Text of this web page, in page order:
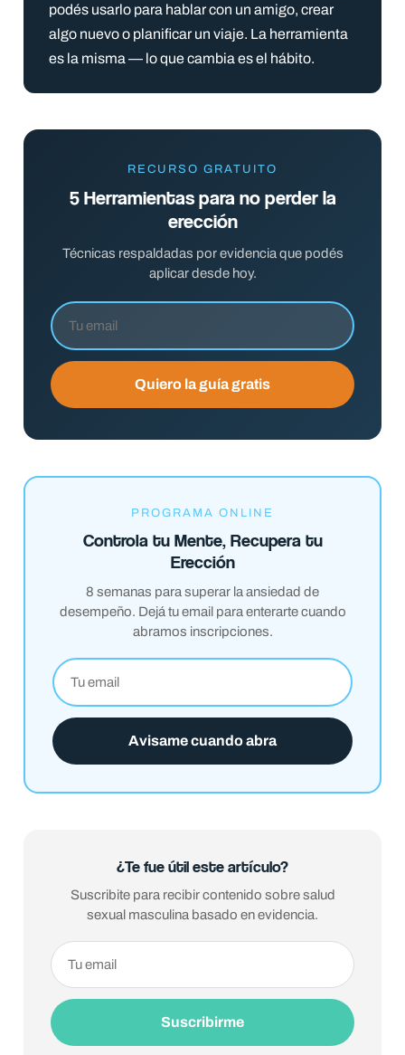
podés usarlo para hablar con un amigo, crear
algo nuevo o planificar un viaje. La herramienta
es la misma — lo que cambia es el hábito.
RECURSO GRATUITO
5 Herramientas para no perder la
erección
Técnicas respaldadas por evidencia que podés
aplicar desde hoy.
Quiero la guía gratis
PROGRAMA ONLINE
Controla tu Mente, Recupera tu
Erección
8 semanas para superar la ansiedad de
desempeño. Dejá tu email para enterarte cuando
abramos inscripciones.
Avisame cuando abra
¿Te fue útil este artículo?
Suscribite para recibir contenido sobre salud
sexual masculina basado en evidencia.
Suscribirme